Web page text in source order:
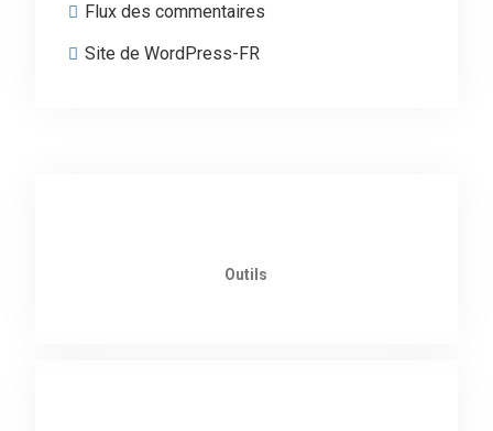
Flux des commentaires
Site de WordPress-FR
Outils